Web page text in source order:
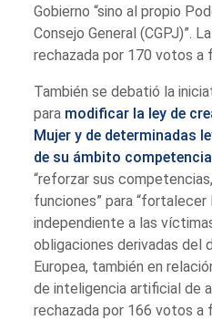
Gobierno “sino al propio
Consejo General (CGPJ)”.
rechazada por 170 votos a
También se debatió la
para modificar la ley de
Mujer y de determinadas
de su ámbito
“reforzar sus
funciones” para
independiente a las
obligaciones derivadas del
Europea, también en
de inteligencia artificial de
rechazada por 166 votos a